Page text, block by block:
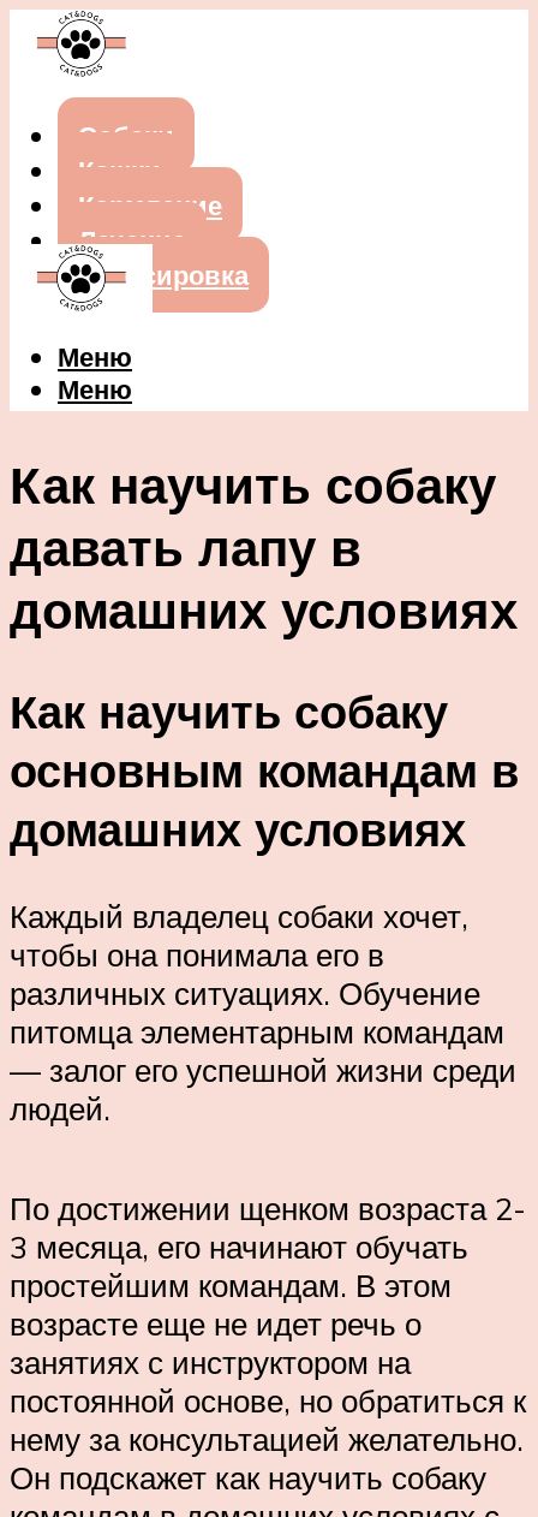
Собаки
Кошки
Кормление
Лечение
Дрессировка
Меню
Меню
Как научить собаку
давать лапу в
домашних условиях
Как научить собаку
основным командам в
домашних условиях
Каждый владелец собаки хочет,
чтобы она понимала его в
различных ситуациях. Обучение
питомца элементарным командам
— залог его успешной жизни среди
людей.
По достижении щенком возраста 2-
3 месяца, его начинают обучать
простейшим командам. В этом
возрасте еще не идет речь о
занятиях с инструктором на
постоянной основе, но обратиться к
нему за консультацией желательно.
Он подскажет как научить собаку